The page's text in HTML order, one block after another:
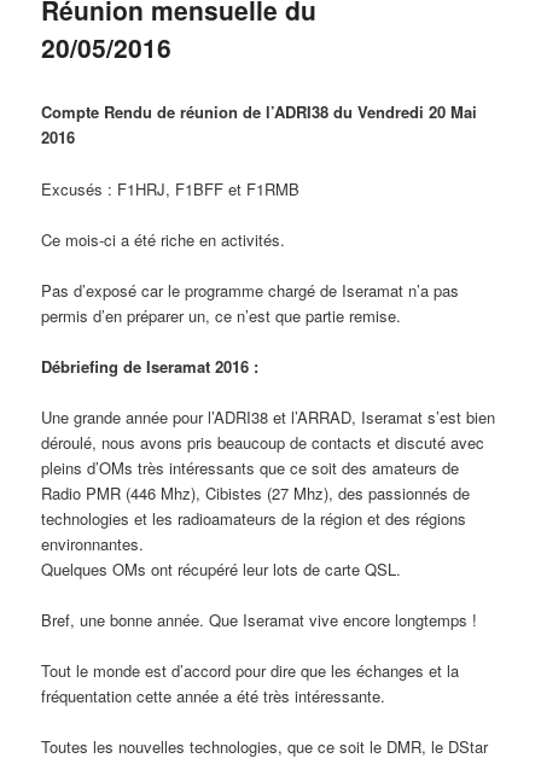
Réunion mensuelle du
20/05/2016
Compte Rendu de réunion de l’ADRI38 du Vendredi 20 Mai
2016
Excusés : F1HRJ, F1BFF et F1RMB
Ce mois-ci a été riche en activités.
Pas d’exposé car le programme chargé de Iseramat n’a pas
permis d’en préparer un, ce n’est que partie remise.
Débriefing de Iseramat 2016 :
Une grande année pour l’ADRI38 et l’ARRAD, Iseramat s’est bien
déroulé, nous avons pris beaucoup de contacts et discuté avec
pleins d’OMs très intéressants que ce soit des amateurs de
Radio PMR (446 Mhz), Cibistes (27 Mhz), des passionnés de
technologies et les radioamateurs de la région et des régions
environnantes.
Quelques OMs ont récupéré leur lots de carte QSL.
Bref, une bonne année. Que Iseramat vive encore longtemps !
Tout le monde est d’accord pour dire que les échanges et la
fréquentation cette année a été très intéressante.
Toutes les nouvelles technologies, que ce soit le DMR, le DStar